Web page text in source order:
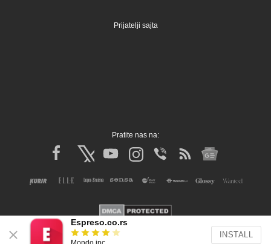
Prijatelji sajta
Pratite nas na:
Copyright © Espreso.co.rs 2026. Sva prava zadržana. Mondo inc.
Espreso.co.rs
INSTALL